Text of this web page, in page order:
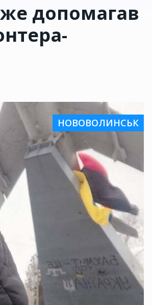
допомагав
НОВОВОЛИНСЬК